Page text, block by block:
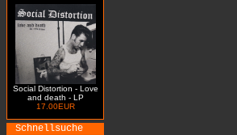
Social Distortion - Love
and death - LP
17.00EUR
Schnellsuche